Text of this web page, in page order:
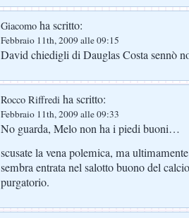
Giacomo ha scritto:
Febbraio 11th, 2009 alle 09:15
David chiedigli di Dauglas Costa sennò
Rocco Riffredi ha scritto:
Febbraio 11th, 2009 alle 09:33
No guarda, Melo non ha i piedi buoni…
scusate la vena polemica, ma
sembra entrata nel salotto buono del
purgatorio.